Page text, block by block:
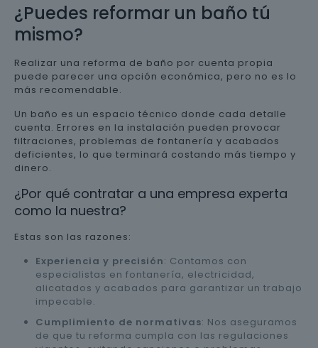
¿Puedes reformar un baño tú
mismo?
Realizar una reforma de baño por cuenta propia
puede parecer una opción económica, pero no es lo
más recomendable.
Un baño es un espacio técnico donde cada detalle
cuenta. Errores en la instalación pueden provocar
filtraciones, problemas de fontanería y acabados
deficientes, lo que terminará costando más tiempo y
dinero.
¿Por qué contratar a una empresa experta
como la nuestra?
Estas son las razones:
Experiencia y precisión: Contamos con
especialistas en fontanería, electricidad,
alicatados y acabados para garantizar un trabajo
impecable.
Cumplimiento de normativas: Nos aseguramos
de que tu reforma cumpla con las regulaciones